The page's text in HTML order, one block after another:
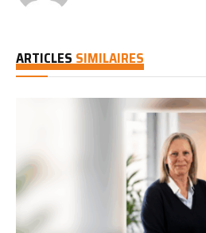
ARTICLES SIMILAIRES